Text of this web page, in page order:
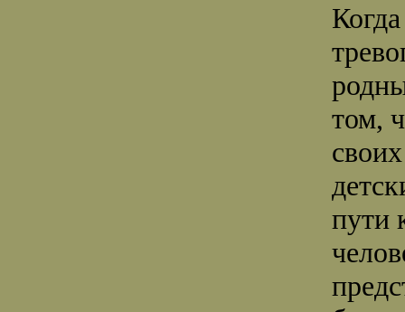
том,
своих
пути